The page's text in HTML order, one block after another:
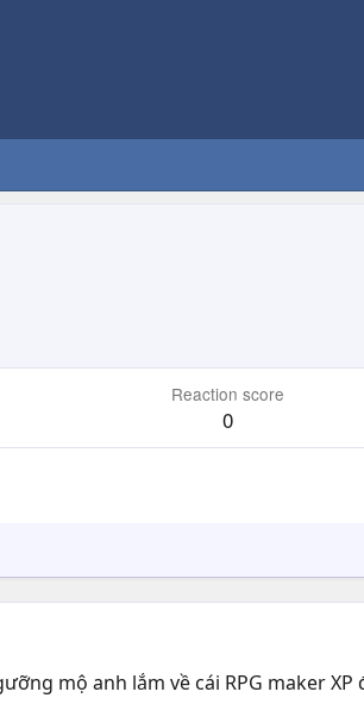
Reaction score
0
mộ anh lắm về cái RPG maker XP